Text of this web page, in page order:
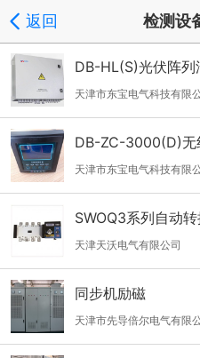
返回 检测设
DB-HL(S)光伏阵列
天津市东宝电气科技有限
DB-ZC-3000(D)无
天津市东宝电气科技有限
SWOQ3系列自动
天津天沃电气有限公司
同步机励磁
天津市先导倍尔电气有限